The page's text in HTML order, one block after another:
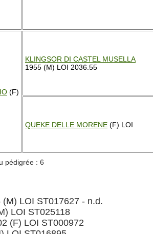
(F)
KLINGSOR DI CASTEL MUSELLA
1955 (M) LOI 2036.55
QUEKE DELLE MORENE (F) LOI
pédigrée : 6
(M) LOI ST017627 - n.d.
LOI ST025118
(F) LOI ST000972